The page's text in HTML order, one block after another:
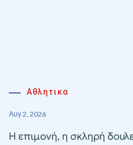
Αθλητικα
Αυγ 2, 2026
Η επιμονή, η σκληρή